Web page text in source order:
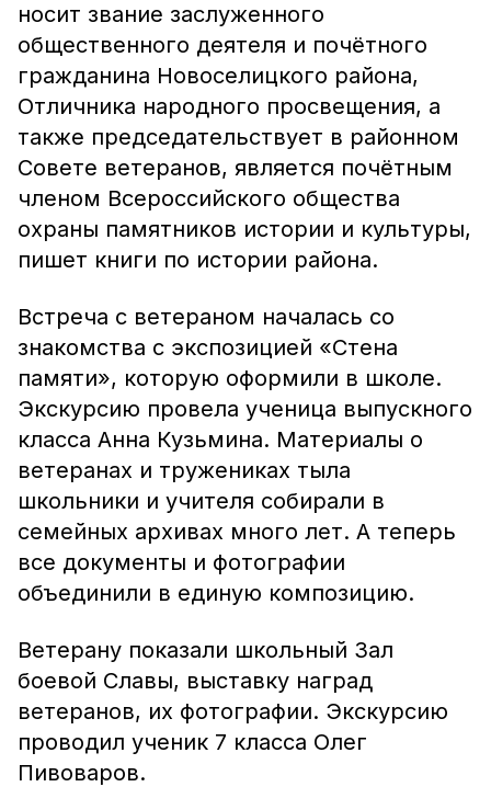
носит звание заслуженного
общественного деятеля и почётного
гражданина Новоселицкого района,
Отличника народного просвещения, а
также председательствует в районном
Совете ветеранов, является почётным
членом Всероссийского общества
охраны памятников истории и культуры,
пишет книги по истории района.
Встреча с ветераном началась со
знакомства с экспозицией «Стена
памяти», которую оформили в школе.
Экскурсию провела ученица выпускного
класса Анна Кузьмина. Материалы о
ветеранах и тружениках тыла
школьники и учителя собирали в
семейных архивах много лет. А теперь
все документы и фотографии
объединили в единую композицию.
Ветерану показали школьный Зал
боевой Славы, выставку наград
ветеранов, их фотографии. Экскурсию
проводил ученик 7 класса Олег
Пивоваров.